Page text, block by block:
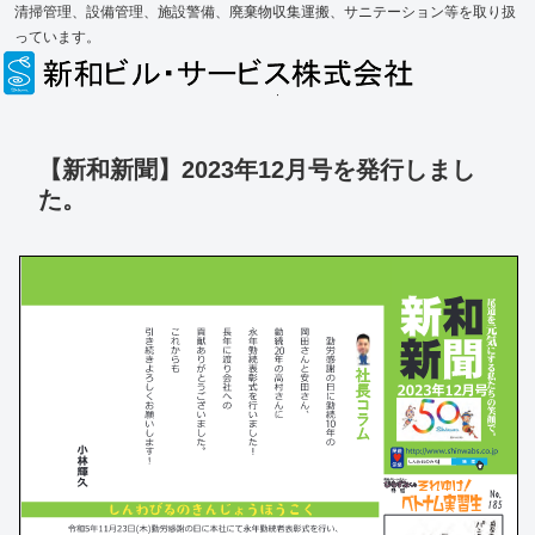
清掃管理、設備管理、施設警備、廃棄物収集運搬、サニテーション等を取り扱
っています。
【新和新聞】2023年12月号を発行しまし
た。